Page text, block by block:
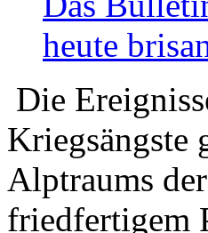
heute
Die
Kriegsängste
Alptraums
friedfertigem